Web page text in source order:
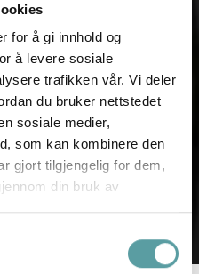
for å gi innhold og
å levere sosiale
trafikken vår. Vi deler
du bruker nettstedet
sosiale medier,
som kan kombinere den
gjort tilgjengelig for dem,
din bruk av